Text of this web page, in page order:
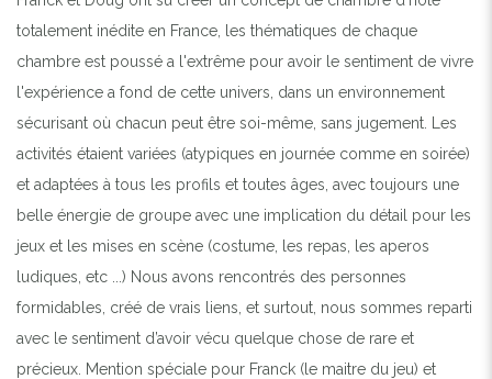
totalement inédite en France, les thématiques de chaque
chambre est poussé a l'extrême pour avoir le sentiment de vivre
l'expérience a fond de cette univers, dans un environnement
sécurisant où chacun peut être soi-même, sans jugement. Les
activités étaient variées (atypiques en journée comme en soirée)
et adaptées à tous les profils et toutes âges, avec toujours une
belle énergie de groupe avec une implication du détail pour les
jeux et les mises en scène (costume, les repas, les aperos
ludiques, etc ...) Nous avons rencontrés des personnes
formidables, créé de vrais liens, et surtout, nous sommes reparti
avec le sentiment d’avoir vécu quelque chose de rare et
précieux. Mention spéciale pour Franck (le maitre du jeu) et